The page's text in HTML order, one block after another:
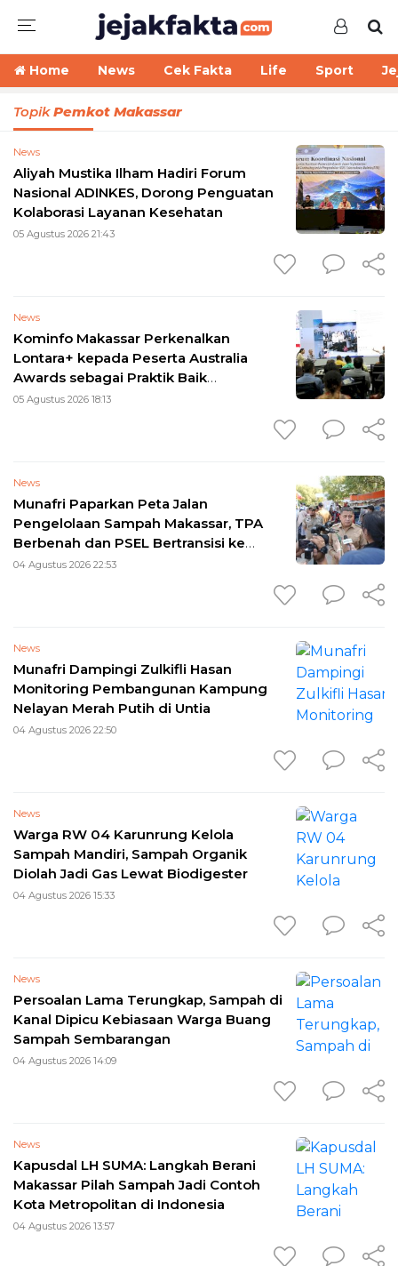
Home News Cek Fakta Life Sport
TopikPemkot Makassar
News
Aliyah Mustika Ilham Hadiri Forum
Nasional ADINKES, Dorong Penguatan
Kolaborasi Layanan Kesehatan
05 Agustus 2026 21:43
News
Kominfo Makassar Perkenalkan
Lontara+ kepada Peserta Australia
Awards sebagai Praktik Baik
Transformasi Digital
05 Agustus 2026 18:13
News
Munafri Paparkan Peta Jalan
Pengelolaan Sampah Makassar, TPA
Berbenah dan PSEL Bertransisi ke
Perpres 109
04 Agustus 2026 22:53
News
Munafri Dampingi Zulkifli Hasan
Monitoring Pembangunan Kampung
Nelayan Merah Putih di Untia
04 Agustus 2026 22:50
News
Warga RW 04 Karunrung Kelola
Sampah Mandiri, Sampah Organik
Diolah Jadi Gas Lewat Biodigester
04 Agustus 2026 15:33
News
Persoalan Lama Terungkap, Sampah di
Kanal Dipicu Kebiasaan Warga Buang
Sampah Sembarangan
04 Agustus 2026 14:09
News
Kapusdal LH SUMA: Langkah Berani
Makassar Pilah Sampah Jadi Contoh
Kota Metropolitan di Indonesia
04 Agustus 2026 13:57